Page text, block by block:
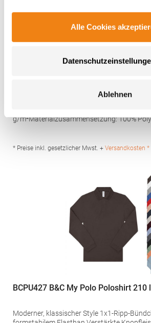
Alle Cookies
Ablehnen
W475 Henbury Herren Coolplus®
g/m²Materialzusammensetzung: 100%
Kingsfordweg 151 1043GR Amsterdam
marketing@henbury.com
* Preise inkl. gesetzlicher Mwst. + Versandkosten *
BCPU427 B&C My Polo Poloshirt 210
Moderner, klassischer Style 1x1-Ripp-Bündchen mit